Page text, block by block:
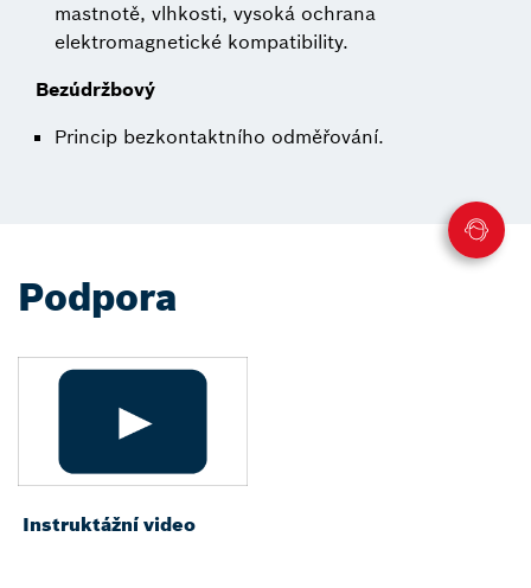
mastnotě, vlhkosti, vysoká ochrana
elektromagnetické kompatibility.
Bezúdržbový
Princip bezkontaktního odměřování.
Podpora
Instruktážní video